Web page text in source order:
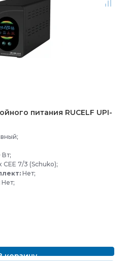
питания RUCELF UPI-
CEE 7/3 (Schuko);
Нет;
Нет;
корзину